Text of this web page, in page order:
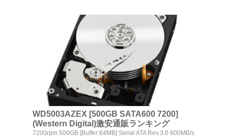
WD5003AZEX [500GB SATA600 7200]
(Western Digital)激安通販ランキング
7200rpm 500GB [Buffer:64MB] Serial ATA Rev.3.0 600MB/s